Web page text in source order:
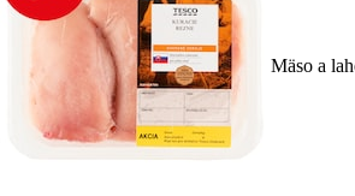
Mäso a